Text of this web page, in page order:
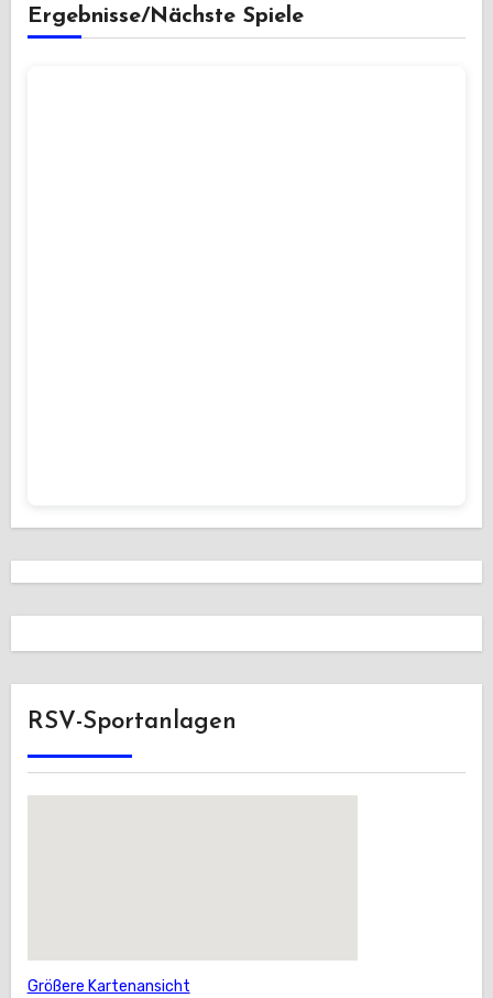
Ergebnisse/Nächste Spiele
RSV-Sportanlagen
Größere Kartenansicht